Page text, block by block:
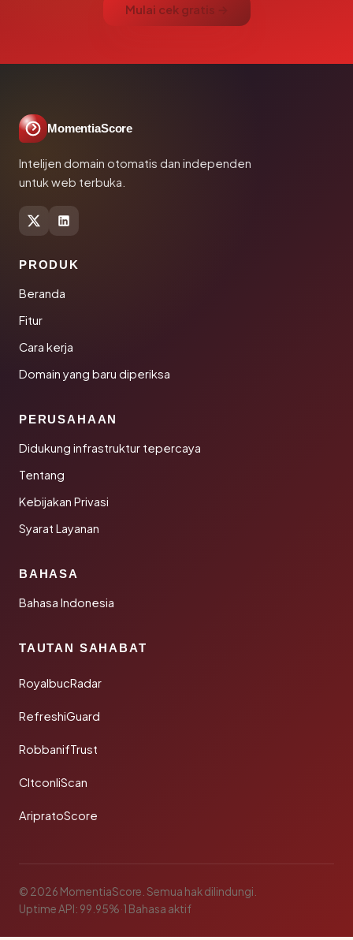
Mulai cek gratis →
MomentiaScore
Intelijen domain otomatis dan independen
untuk web terbuka.
PRODUK
Beranda
Fitur
Cara kerja
Domain yang baru diperiksa
PERUSAHAAN
Didukung infrastruktur tepercaya
Tentang
Kebijakan Privasi
Syarat Layanan
BAHASA
Bahasa Indonesia
TAUTAN SAHABAT
RoyalbucRadar
RefreshiGuard
RobbanifTrust
CltconliScan
AripratoScore
© 2026 MomentiaScore. Semua hak dilindungi.
Uptime API: 99.95%·1 Bahasa aktif